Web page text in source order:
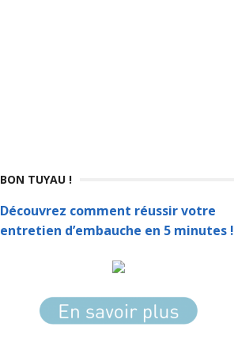
BON TUYAU !
Découvrez comment réussir votre
entretien d’embauche en 5 minutes !